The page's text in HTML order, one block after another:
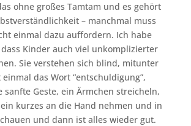
ohne großes Tamtam und es gehört
– manchmal muss
einmal dazu auffordern. Ich habe
Kinder auch viel unkomplizierter
Sie verstehen sich blind, mitunter
das Wort “entschuldigung”,
sanfte Geste, ein Ärmchen streicheln,
kurzes an die Hand nehmen und in
und dann ist alles wieder gut.